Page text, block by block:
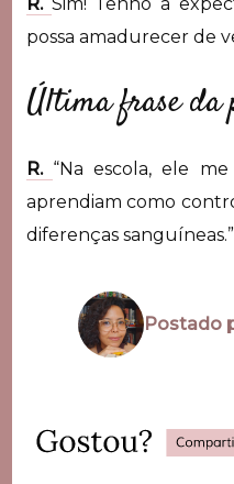
possa amadurecer de
Última frase da
R. “Na escola, ele
aprendiam como
diferenças sanguíneas.”
Postado